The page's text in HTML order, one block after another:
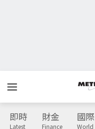
即時
Latest
財金
Finance
國際
World